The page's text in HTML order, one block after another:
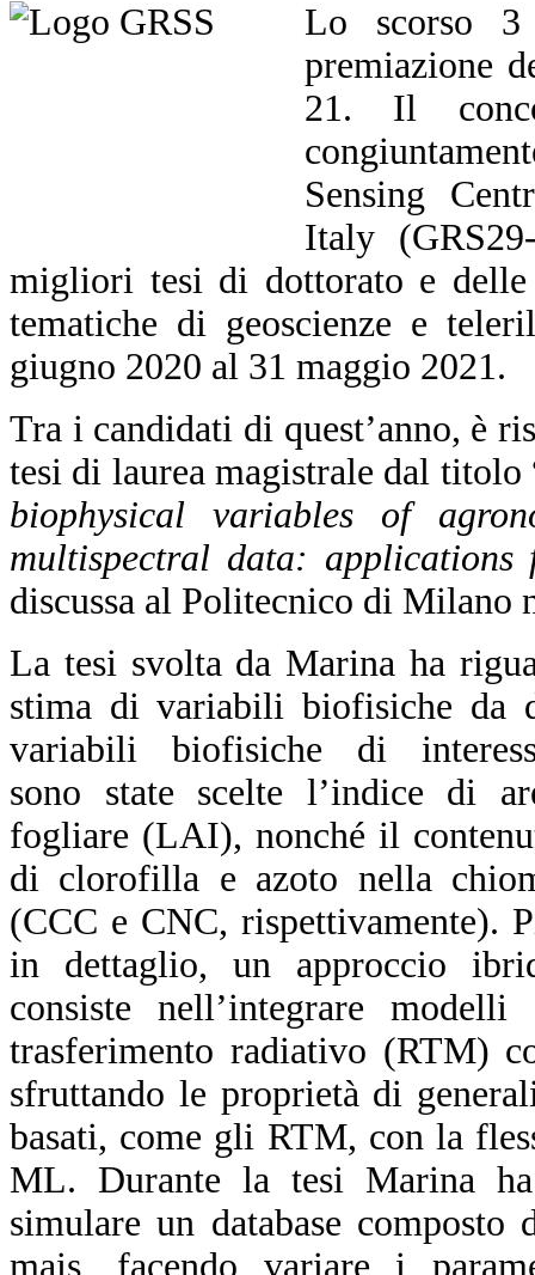
Lo scorso
premiazione
21. Il
Sensing
Italy
migliori tesi di dottorato e
tematiche di geoscienze e
giugno 2020 al 31 maggio 2021.
Tra i candidati di quest’anno, è
tesi di laurea magistrale dal titolo
biophysical variables of
multispectral data: applications
discussa al Politecnico di Milano
La tesi svolta da Marina ha
stima di variabili biofisiche da
variabili biofisiche di
sono state scelte l’indice di
fogliare (LAI), nonché il
di clorofilla e azoto nella
(CCC e CNC, rispettivamente).
in dettaglio, un approccio
consiste nell’integrare modelli
trasferimento radiativo (RTM)
sfruttando le proprietà di
basati, come gli RTM, con la
ML. Durante la tesi Marina
simulare un database
mais, facendo variare i